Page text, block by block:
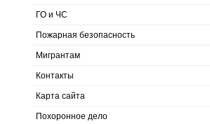
ГО и ЧС
Пожарная безопасность
Мигрантам
Контакты
Карта сайта
Похоронное дело